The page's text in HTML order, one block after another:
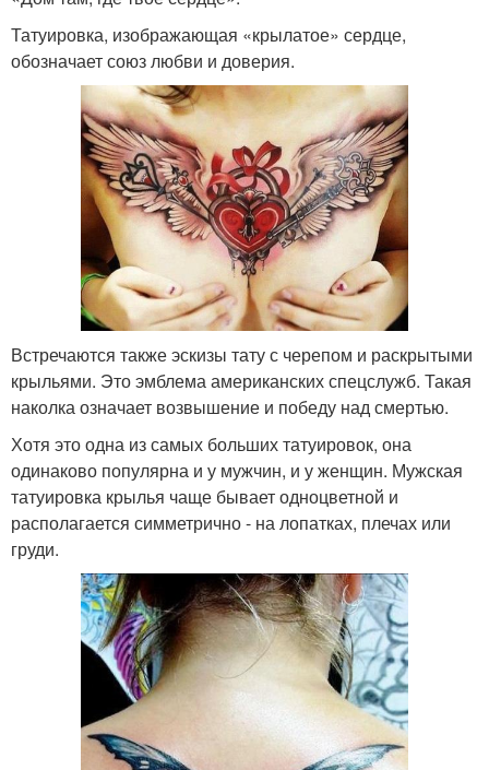
Татуировка, изображающая «крылатое» сердце,
обозначает союз любви и доверия.
Встречаются также эскизы тату с черепом и раскрытыми
крыльями. Это эмблема американских спецслужб. Такая
наколка означает возвышение и победу над смертью.
Хотя это одна из самых больших татуировок, она
одинаково популярна и у мужчин, и у женщин. Мужская
татуировка крылья чаще бывает одноцветной и
располагается симметрично - на лопатках, плечах или
груди.